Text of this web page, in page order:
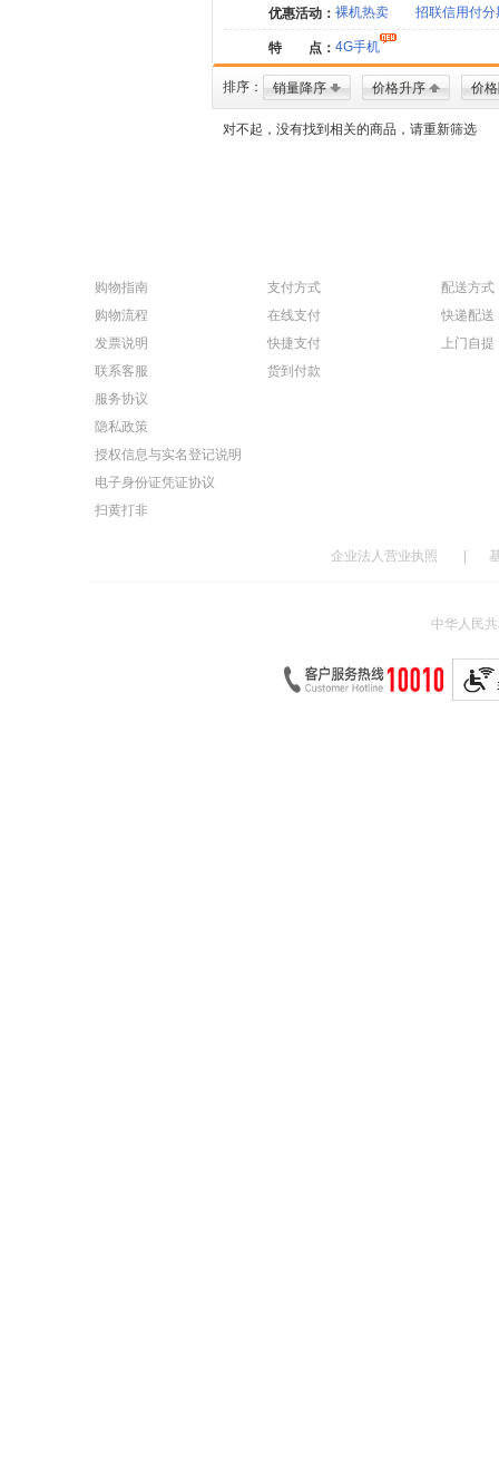
优惠活动： 裸机热卖 招联信用付分
特 点： 4G手机
排序： 销量降序 价格升序 价
对不起，没有找到相关的商品，请重新筛选
购物指南
购物流程
发票说明
联系客服
服务协议
隐私政策
授权信息与实名登记说明
电子身份证凭证协议
扫黄打非
支付方式
在线支付
快捷支付
货到付款
配送方式
快递配送
上门自提
企业法人营业执照
中华人民